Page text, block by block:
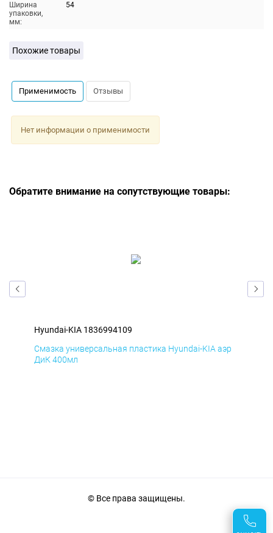
Ширина
упаковки,
мм:
54
Похожие товары
Применимость Отзывы
Нет информации о применимости
Обратите внимание на сопутствующие товары:
Hyundai-KIA 1836994109
Смазка универсальная пластика Hyundai-KIA аэр
ДиК 400мл
© Все права защищены.